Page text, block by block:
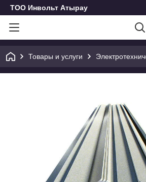
ТОО Инвольт Атырау
Товары и услуги